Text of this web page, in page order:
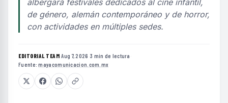
de género, alemán contemporáneo y de horror,
con actividades en múltiples sedes.
EDITORIAL TEAM·Aug 7, 2026 ·3 min de lectura ·
Fuente:mayacomunicacion.com.mx